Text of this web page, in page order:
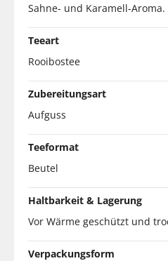
Sahne- und Karamell-Aroma.
Teeart
Rooibostee
Zubereitungsart
Aufguss
Teeformat
Beutel
Haltbarkeit & Lagerung
Vor Wärme geschützt und
Verpackungsform